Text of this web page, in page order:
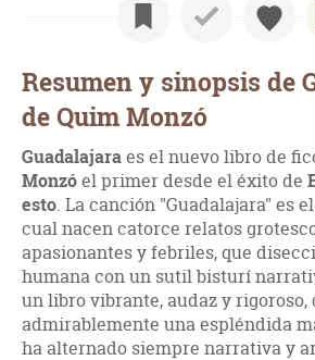
Resumen y sinopsis de
de Quim Monzó
Guadalajaraes el nuevo libro de
Monzóel primer desde el éxito de
esto. La canción "Guadalajara" es
cual nacen catorce relatos
apasionantes y febriles, que
humana con un sutil bisturí
un libro vibrante, audaz y rigoroso,
admirablemente una espléndida
ha alternado siempre narrativa y